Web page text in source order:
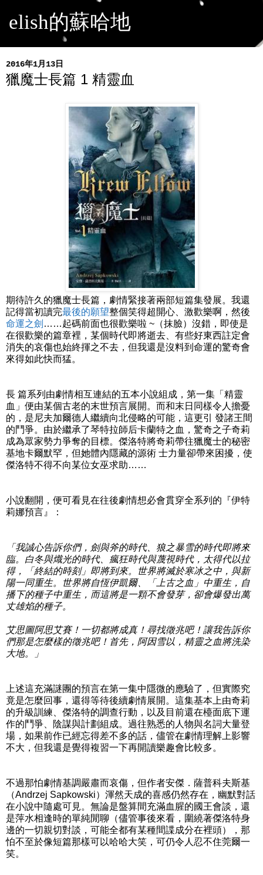
elish的蘇哈地
2016年1月13日
獵魔士長篇 1 精靈血
期待許久的獵魔士長篇，劇情緊接著兩部短篇集發展。我還
記得當初讀完最後的願望整個笑得超開心、激歡樂啊，然後
命運之劍 ……起碼前面也很歡樂啦 ~（抹臉）沒錯，即使是
在很歡樂的篇章裡，某個時代即將逝去、有些好東西註定會
消失的哀傷也始終揮之不去，但我還是沒料到命運的驚奇會
來得如此快而猛。
長 篇系列由劇情相互連結的五本小說組成，第一集「精靈
血」便由某個古老的末世預言展開。而和末日同樣令人擔憂
的，是尼夫加爾德人繼續向北侵略的可能，這更引 發諸王間
的鬥爭。由於繼承了琴特拉師后卡蘭特之血，驚奇之子奇莉
成為眾家勢力爭奪的目標。傑洛特將奇莉帶往獵魔士的秘密
基地卡爾默罕，但她體內隱藏的源術 士力量卻帶來困擾，使
傑洛特不得不向某位女巫求助……
小說翻開，便可看見在往後劇情想必會貫穿全系列的『伊特
莉娜預言』：
「我誠心告訴你們，劍與斧的時代、狼之暴雪的時代即將來
臨。白冬與熾光的時代、瘋狂時代與蔑視時代，太得代以拉
得，「終結的時刻」即將到來。世界將滅於寒冰之中，與新
陽一同重生。世界將自恆伊凱爾、「上古之血」中重生，自
播下的種子中重生，而這將是一顆不會發芽，卻會爆發出萬
丈雄焰的種子。
艾思圖阿思艾賽！一切都將成真！尋找徵兆吧！讓我告訴你
們那是怎麼樣的徵兆吧！首先，阿因雪以，精靈之血將洗染
大地。」
上述這充滿謎團的預言在第一集中隱微的應驗了，但實際究
竟是怎麼回事，還得等待後續劇情展開。這集基本上由奇莉
的升級訓練、傑洛特的調查行動，以及目前還在檯面底下運
作的鬥爭、陰謀與計劃組成。過往熟悉的人物與名詞大量登
場，如果前作已經忘得差不多的話，儘管在劇情理解上影響
不大，但我還是覺得複習一下再開讀樂趣會比較多。
不過那怕劇情基調嚴肅而哀傷，但作者安傑．薩普科夫斯基
（Andrzej Sapkowski）渾然天成的喜感仍然存在，幽默對話
在小說中隨處可見。無論是盤算間充滿血腥的國王會談，還
是萍水相逢時的單純閒聊（儘管事後來看，圍繞著傑洛特身
邊的一切親切對談，可能全都有某種間諜成分在裡頭），那
怕不至於像短篇那樣可以哈哈大笑，可仍令人忍不住莞爾一
笑。